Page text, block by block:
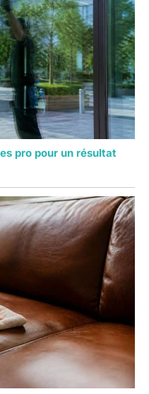
pro pour un résultat